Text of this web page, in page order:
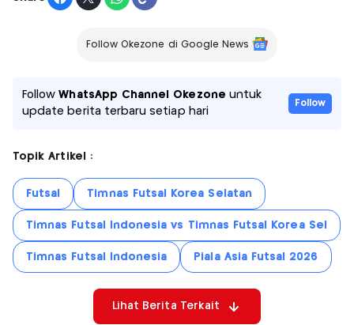
Follow Okezone di Google News
FollowWhatsApp Channel Okezone untuk
update berita terbaru setiap hari
Follow
Topik Artikel :
Futsal Timnas Futsal Korea Selatan
Timnas Futsal Indonesia vs Timnas Futsal Korea Sel
Timnas Futsal Indonesia Piala Asia Futsal 2026
Lihat Berita Terkait